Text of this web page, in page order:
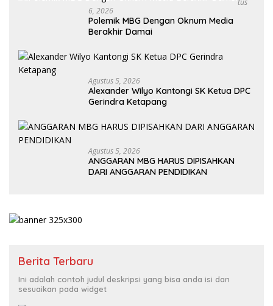
Tus
6, 2026
Polemik MBG Dengan Oknum Media
Berakhir Damai
Agustus 5, 2026
Alexander Wilyo Kantongi SK Ketua DPC
Gerindra Ketapang
Agustus 5, 2026
ANGGARAN MBG HARUS DIPISAHKAN
DARI ANGGARAN PENDIDIKAN
Berita Terbaru
Ini adalah contoh judul deskripsi yang bisa anda isi dan
sesuaikan pada widget